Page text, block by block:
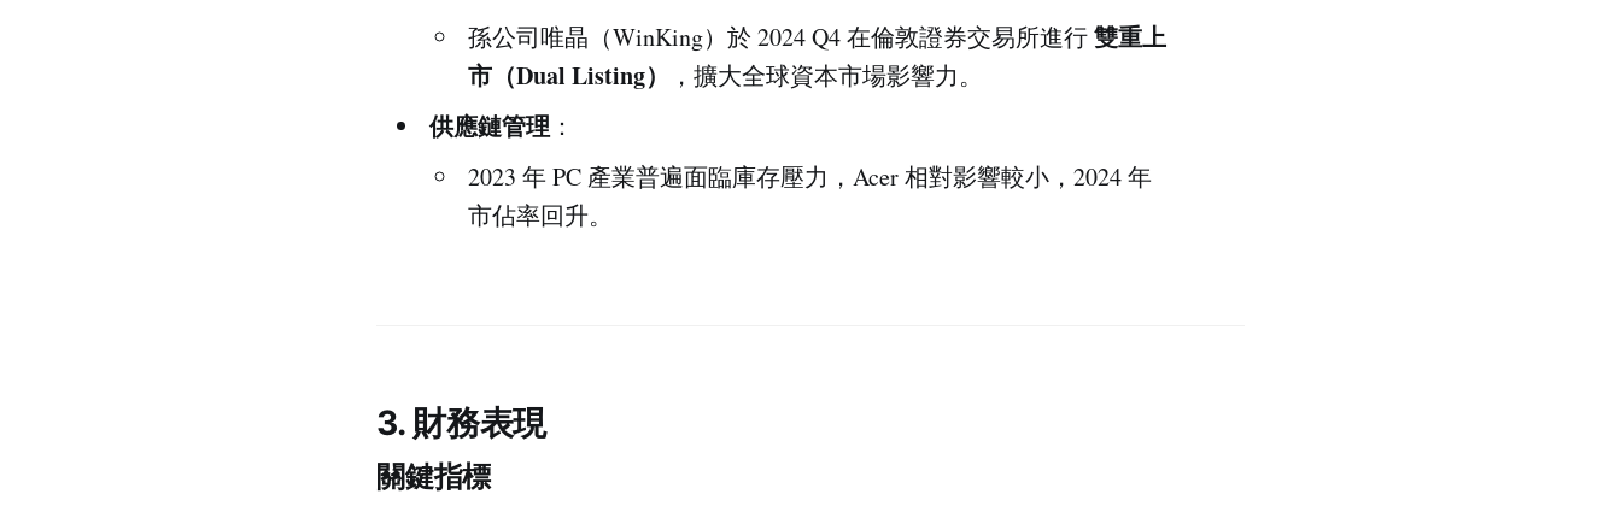
孫公司唯晶（WinKing）於 2024 Q4 在倫敦證券交易所進行雙重上
市（Dual Listing）
，擴大全球資本市場影響力。
供應鏈管理 ：
2023 年 PC 產業普遍面臨庫存壓力，Acer 相對影響較小，2024 年
市佔率回升。
3. 財務表現
關鍵指標